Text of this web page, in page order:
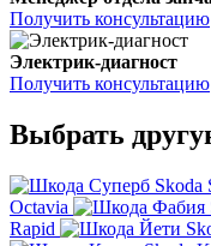
Получить консультацию
Электрик-диагност
Получить консультацию
Выбрать
Skoda
Octavia
Rapid